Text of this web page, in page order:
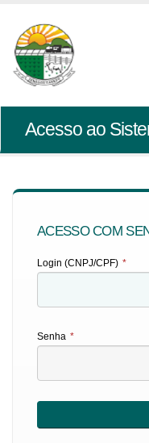
Acesso ao
ACESSO COM
Login (CNPJ/CPF) *
Senha *